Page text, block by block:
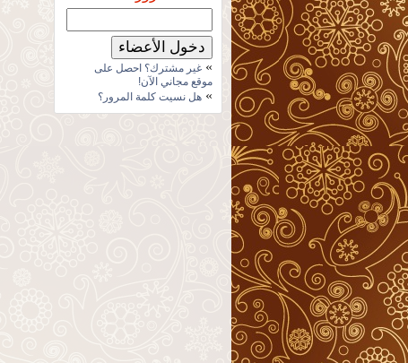
» غير مشترك؟ احصل على
موقع مجاني الآن!
» هل نسيت كلمة المرور؟